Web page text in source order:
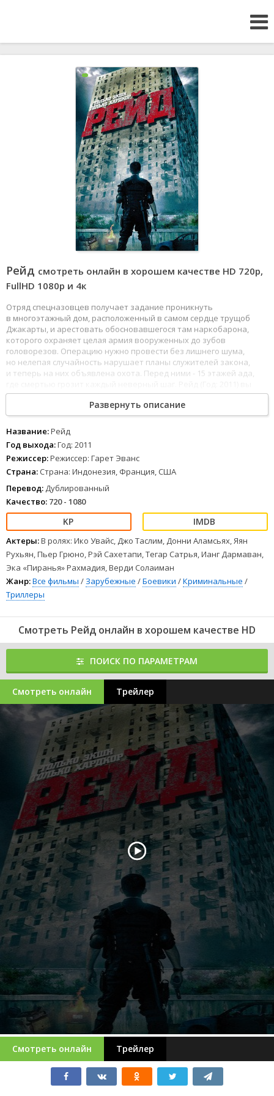
Рейд смотреть онлайн в хорошем качестве HD 720p,
FullHD 1080р и 4к
Отряд спецназовцев получает задание проникнуть
в многоэтажный дом, расположенный в самом сердце трущоб
Джакарты, и арестовать обосновавшегося там наркобарона,
которого охраняет целая армия вооруженных до зубов
головорезов. Операцию нужно провести без лишнего шума,
но нелепая случайность нарушает планы служителей закона,
и теперь на них объявлена охота. Перед ними - 15 этажей ада,
можете смотреть онлайн бесплатно в хорошем качестве
полностью на русском языке на любом устройстве.
Развернуть описание
Название:Рейд
Год выхода:Год: 2011
Режиссер:Режиссер: Гарет Эванс
Страна: Страна: Индонезия, Франция, США
Перевод: Дублированный
Качество: 720 - 1080
Актеры:В ролях: Ико Увайс, Джо Таслим, Донни Аламсьях, Яян
Рухьян, Пьер Грюно, Рэй Сахетапи, Тегар Сатрья, Ианг Дармаван,
Эка «Пиранья» Рахмадия, Верди Солаиман
Жанр:Все фильмы / Зарубежные /Боевики /Криминальные /
Триллеры
Смотреть Рейд онлайн в хорошем качестве HD
ПОИСК ПО ПАРАМЕТРАМ
Смотреть онлайн Трейлер
Смотреть онлайн Трейлер